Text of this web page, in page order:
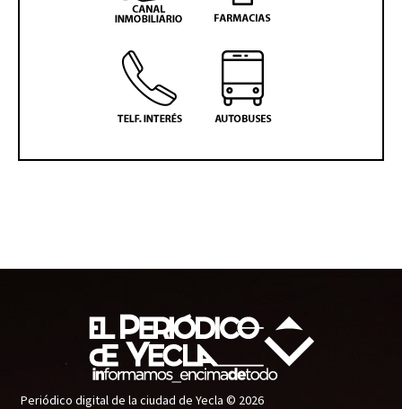
Periódico digital de la ciudad de Yecla © 2026